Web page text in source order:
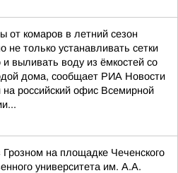
от комаров в летний сезон
не только устанавливать сетки
и выливать воду из ёмкостей со
дома, сообщает РИА Новости
на российский офис Всемирной
Грозном на площадке Чеченского
университета им. А.А.